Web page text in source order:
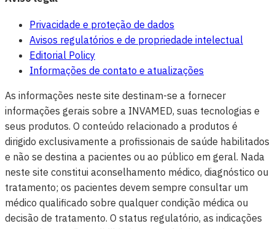
Privacidade e proteção de dados
Avisos regulatórios e de propriedade intelectual
Editorial Policy
Informações de contato e atualizações
As informações neste site destinam-se a fornecer
informações gerais sobre a INVAMED, suas tecnologias e
seus produtos. O conteúdo relacionado a produtos é
dirigido exclusivamente a profissionais de saúde habilitados
e não se destina a pacientes ou ao público em geral. Nada
neste site constitui aconselhamento médico, diagnóstico ou
tratamento; os pacientes devem sempre consultar um
médico qualificado sobre qualquer condição médica ou
decisão de tratamento. O status regulatório, as indicações